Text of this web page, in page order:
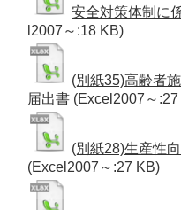
安全対策体制に
l2007～:18 KB)
(別紙35)高齢者
届出書 (Excel2007～
(別紙28)生産性
(Excel2007～:27 KB)